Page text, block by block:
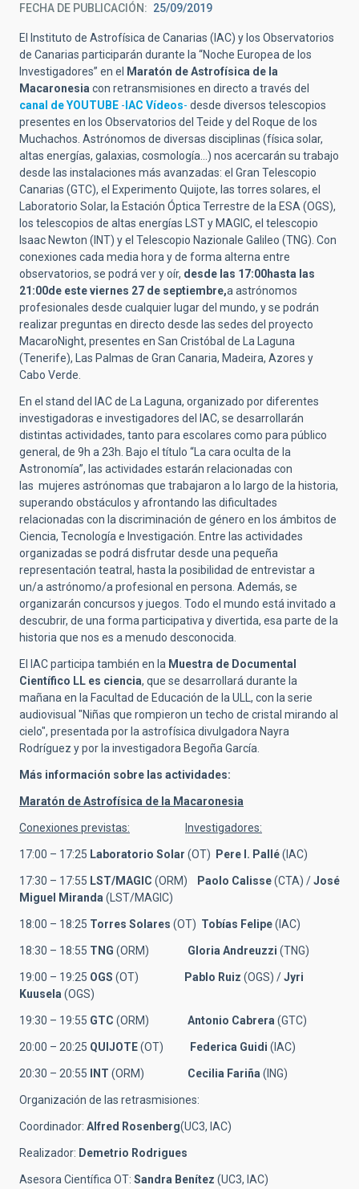
FECHA DE PUBLICACIÓN 25/09/2019
El Instituto de Astrofísica de Canarias (IAC) y los Observatorios
de Canarias participarán durante la “Noche Europea de los
Investigadores” en el Maratón de Astrofísica de la
Macaronesia con retransmisiones en directo a través del
canal de YOUTUBE -IAC Vídeos- desde diversos telescopios
presentes en los Observatorios del Teide y del Roque de los
Muchachos. Astrónomos de diversas disciplinas (física solar,
altas energías, galaxias, cosmología…) nos acercarán su trabajo
desde las instalaciones más avanzadas: el Gran Telescopio
Canarias (GTC), el Experimento Quijote, las torres solares, el
Laboratorio Solar, la Estación Óptica Terrestre de la ESA (OGS),
los telescopios de altas energías LST y MAGIC, el telescopio
Isaac Newton (INT) y el Telescopio Nazionale Galileo (TNG). Con
conexiones cada media hora y de forma alterna entre
observatorios, se podrá ver y oír, desde las 17:00hasta las
21:00de este viernes 27 de septiembre,a astrónomos
profesionales desde cualquier lugar del mundo, y se podrán
realizar preguntas en directo desde las sedes del proyecto
MacaroNight, presentes en San Cristóbal de La Laguna
(Tenerife), Las Palmas de Gran Canaria, Madeira, Azores y
Cabo Verde.
En el stand del IAC de La Laguna, organizado por diferentes
investigadoras e investigadores del IAC, se desarrollarán
distintas actividades, tanto para escolares como para público
general, de 9h a 23h. Bajo el título “La cara oculta de la
Astronomía”, las actividades estarán relacionadas con
las mujeres astrónomas que trabajaron a lo largo de la historia,
superando obstáculos y afrontando las dificultades
relacionadas con la discriminación de género en los ámbitos de
Ciencia, Tecnología e Investigación. Entre las actividades
organizadas se podrá disfrutar desde una pequeña
representación teatral, hasta la posibilidad de entrevistar a
un/a astrónomo/a profesional en persona. Además, se
organizarán concursos y juegos. Todo el mundo está invitado a
descubrir, de una forma participativa y divertida, esa parte de la
historia que nos es a menudo desconocida.
El IAC participa también en la Muestra de Documental
Científico LL es ciencia, que se desarrollará durante la
mañana en la Facultad de Educación de la ULL, con la serie
audiovisual "Niñas que rompieron un techo de cristal mirando al
cielo", presentada por la astrofísica divulgadora Nayra
Rodríguez y por la investigadora Begoña García.
Más información sobre las actividades:
Maratón de Astrofísica de la Macaronesia
Conexiones previstas: Investigadores:
17:00 – 17:25 Laboratorio Solar (OT) Pere l. Pallé(IAC)
17:30 – 17:55 LST/MAGIC (ORM) Paolo Calisse(CTA) /José
Miguel Miranda (LST/MAGIC)
18:00 – 18:25 Torres Solares (OT) Tobías Felipe(IAC)
18:30 – 18:55 TNG (ORM) Gloria Andreuzzi (TNG)
19:00 – 19:25 OGS (OT) Pablo Ruiz (OGS) /Jyri
Kuusela (OGS)
19:30 – 19:55 GTC (ORM) Antonio Cabrera (GTC)
20:00 – 20:25 QUIJOTE(OT) Federica Guidi (IAC)
20:30 – 20:55 INT (ORM) Cecilia Fariña (ING)
Organización de las retrasmisiones:
Coordinador: Alfred Rosenberg(UC3, IAC)
Realizador: Demetrio Rodrigues
Asesora Científica OT: Sandra Benítez (UC3, IAC)